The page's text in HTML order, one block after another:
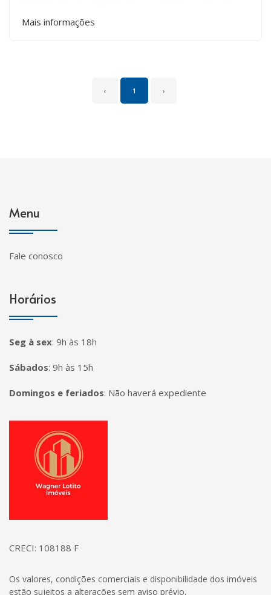
Mais informações
‹ 1 ›
Menu
Fale conosco
Horários
Seg à sex: 9h às 18h
Sábados: 9h às 15h
Domingos e feriados: Não haverá expediente
Página inicial
CRECI: 108188 F
Os valores, condições comerciais e disponibilidade dos imóveis
estão sujeitos a alterações sem aviso prévio.